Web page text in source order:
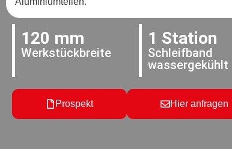
120 mm
Werkstückbreite
1 Station
Schleifband
wassergekühlt
Prospekt Hier anfragen